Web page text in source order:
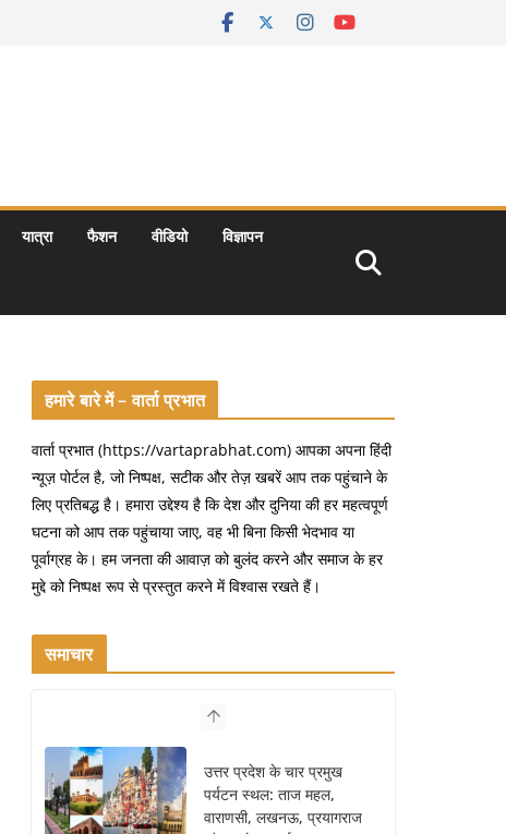
यात्रा फैशन वीडियो विज्ञापन
हमारे बारे में – वार्ता प्रभात
वार्ता प्रभात (https://vartaprabhat.com) आपका अपना हिंदी
न्यूज़ पोर्टल है, जो निष्पक्ष, सटीक और तेज़ खबरें आप तक पहुंचाने के
लिए प्रतिबद्ध है। हमारा उद्देश्य है कि देश और दुनिया की हर महत्वपूर्ण
घटना को आप तक पहुंचाया जाए, वह भी बिना किसी भेदभाव या
पूर्वाग्रह के। हम जनता की आवाज़ को बुलंद करने और समाज के हर
मुद्दे को निष्पक्ष रूप से प्रस्तुत करने में विश्वास रखते हैं।
समाचार
उत्तर प्रदेश के चार प्रमुख
पर्यटन स्थल: ताज महल,
वाराणसी, लखनऊ, प्रयागराज